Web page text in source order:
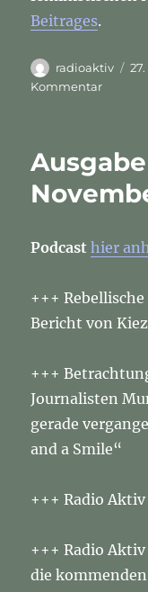
Beitrages.
Autor
radioaktiv
Kommentarzu
Demo
Gewalt
Podcast hier
+++
Bericht von
+++
Journalisten
gerade
and a Smile“
+++ Radio
+++ Radio
die